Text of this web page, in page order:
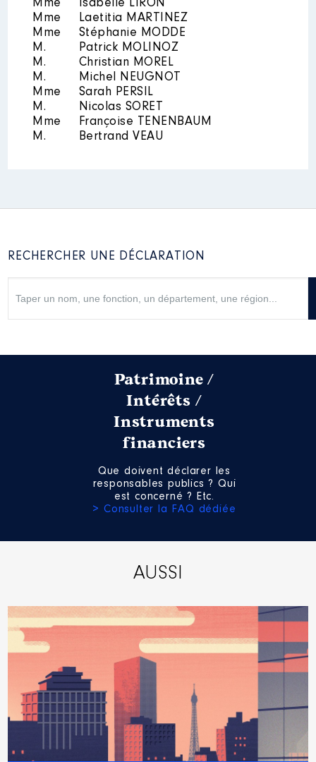
Année Montant Type
2023 0 €
2024
0 €
2025
0 €
Année Montant Type
2021 7 603 €
2022
15 606 €
2023
15 992 €
2024
15 990 €
2025
10 805 €
Mme
Isabelle LIRON
Mme
Laetitia MARTINEZ
Mme
Stéphanie MODDE
M.
Patrick MOLINOZ
M.
Christian MOREL
M.
Michel NEUGNOT
Mme
Sarah PERSIL
M.
Nicolas SORET
Mme
Françoise TENENBAUM
M.
Bertrand VEAU
RECHERCHER UNE DÉCLARATION
Patrimoine /
Intérêts /
Instruments
financiers
Que doivent déclarer les
responsables publics ? Qui
est concerné ? Etc.
> Consulter la FAQ dédiée
AUSSI